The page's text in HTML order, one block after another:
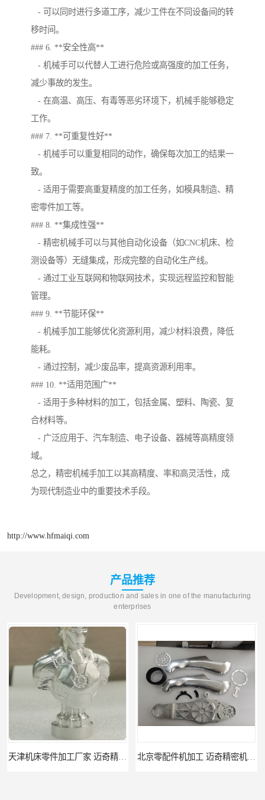
- 可以同时进行多道工序，减少工件在不同设备间的转
移时间。
### 6. **安全性高**
- 机械手可以代替人工进行危险或高强度的加工任务，
减少事故的发生。
- 在高温、高压、有毒等恶劣环境下，机械手能够稳定
工作。
### 7. **可重复性好**
- 机械手可以重复相同的动作，确保每次加工的结果一
致。
- 适用于需要高重复精度的加工任务，如模具制造、精
密零件加工等。
### 8. **集成性强**
- 精密机械手可以与其他自动化设备（如CNC机床、检
测设备等）无缝集成，形成完整的自动化生产线。
- 通过工业互联网和物联网技术，实现远程监控和智能
管理。
### 9. **节能环保**
- 机械手加工能够优化资源利用，减少材料浪费，降低
能耗。
- 通过控制，减少废品率，提高资源利用率。
### 10. **适用范围广**
- 适用于多种材料的加工，包括金属、塑料、陶瓷、复
合材料等。
- 广泛应用于、汽车制造、电子设备、器械等高精度领
域。
总之，精密机械手加工以其高精度、率和高灵活性，成
为现代制造业中的重要技术手段。
http://www.hfmaiqi.com
产品推荐
Development, design, production and sales in one of the manufacturing
enterprises